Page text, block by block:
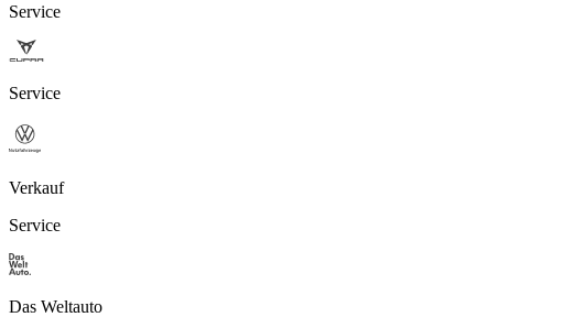
Service
Service
Verkauf
Service
Das Weltauto